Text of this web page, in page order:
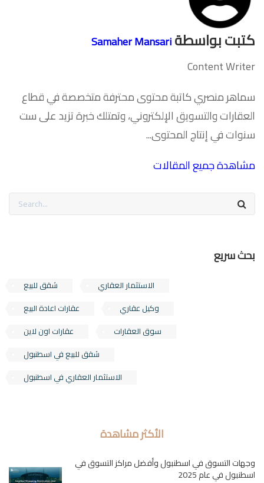
كتبت بواسطةSamaher Mansari
Content Writer
سماهر منصري كاتبة محتوى محترفة متخصصة في قطاع
العقارات والتسويق الإلكتروني، وتمتلك خبرة تزيد على ست
سنوات في إنتاج المحتوى...
مشاهدة جميع المقالات
بحث سريع
شقق للبيع
الاستثمار العقاري
عقارات اعادة البيع
وكيل عقاري
عقارات اون لاين
سوق العقارات
شقق للبيع في اسطنبول
الاستثمار العقاري في اسطنبول
الأكثر مشاهدة
وجهات التسوق في اسطنبول وأفضل مراكز التسوق في
اسطنبول في عام 2025